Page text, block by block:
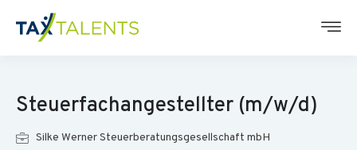
Steuerfachangestellter (m/w/d)
Silke Werner Steuerberatungsgesellschaft mbH